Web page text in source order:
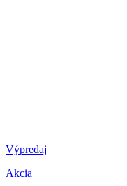
Výpredaj
Akcia